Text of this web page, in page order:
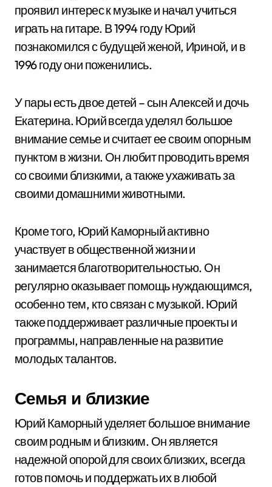
проявил интерес к музыке и начал учиться
играть на гитаре. В 1994 году Юрий
познакомился с будущей женой, Ириной, и в
1996 году они поженились.
У пары есть двое детей – сын Алексей и дочь
Екатерина. Юрий всегда уделял большое
внимание семье и считает ее своим опорным
пунктом в жизни. Он любит проводить время
со своими близкими, а также ухаживать за
своими домашними животными.
Кроме того, Юрий Каморный активно
участвует в общественной жизни и
занимается благотворительностью. Он
регулярно оказывает помощь нуждающимся,
особенно тем, кто связан с музыкой. Юрий
также поддерживает различные проекты и
программы, направленные на развитие
молодых талантов.
Семья и близкие
Юрий Каморный уделяет большое внимание
своим родным и близким. Он является
надежной опорой для своих близких, всегда
готов помочь и поддержать их в любой